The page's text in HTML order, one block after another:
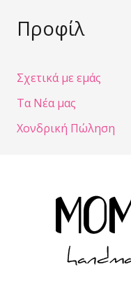
Προφίλ
Σχετικά με εμάς
Τα Νέα μας
Χονδρική Πώληση